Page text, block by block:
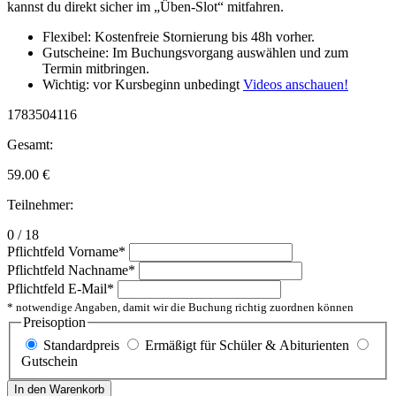
kannst du direkt sicher im „Üben-Slot“ mitfahren.
Flexibel: Kostenfreie Stornierung bis 48h vorher.
Gutscheine: Im Buchungsvorgang auswählen und zum
Termin mitbringen.
Wichtig: vor Kursbeginn unbedingt Videos anschauen!
1783504116
Gesamt:
59.00 €
Teilnehmer:
0 / 18
Pflichtfeld Vorname*
Pflichtfeld Nachname*
Pflichtfeld E-Mail*
* notwendige Angaben, damit wir die Buchung richtig zuordnen können
Preisoption
Standardpreis
Ermäßigt für Schüler & Abiturienten
Gutschein